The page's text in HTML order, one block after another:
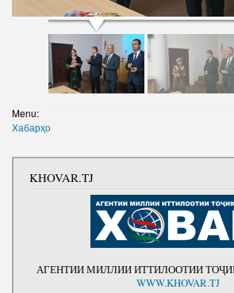
Menu:
Хабарҳо
KHOVAR.TJ
АГЕНТИИ МИЛЛИИ ИТТИЛООТИИ
WWW.KHOVAR.TJ